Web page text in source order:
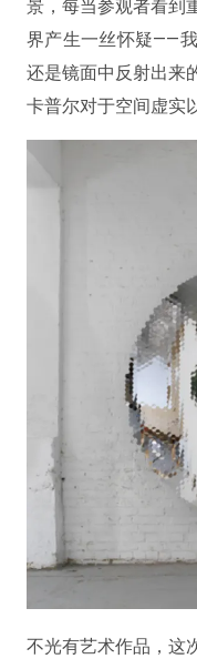
景，每当参观者看到
界产生一丝怀疑——
还是镜面中反射出来
卡普尔对于空间虚实
不光有艺术作品，这